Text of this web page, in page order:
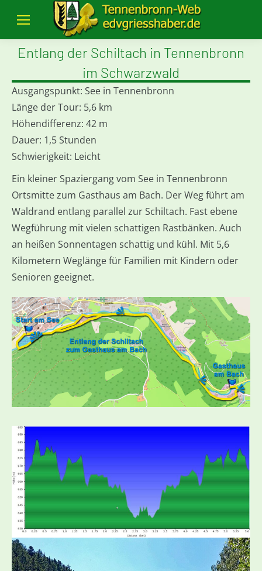
Entlang der Schiltach in Tennenbronn
im Schwarzwald
Ausgangspunkt: See in Tennenbronn
Länge der Tour: 5,6 km
Höhendifferenz: 42 m
Dauer: 1,5 Stunden
Schwierigkeit: Leicht
Ein kleiner Spaziergang vom See in Tennenbronn
Ortsmitte zum Gasthaus am Bach. Der Weg führt am
Waldrand entlang parallel zur Schiltach. Fast ebene
Wegführung mit vielen schattigen Rastbänken. Auch
an heißen Sonnentagen schattig und kühl. Mit 5,6
Kilometern Weglänge für Familien mit Kindern oder
Senioren geeignet.